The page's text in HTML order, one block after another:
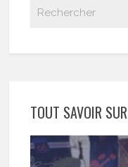
TOUT SAVOIR